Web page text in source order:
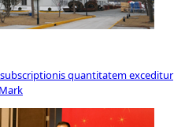
quantitatem exceditur